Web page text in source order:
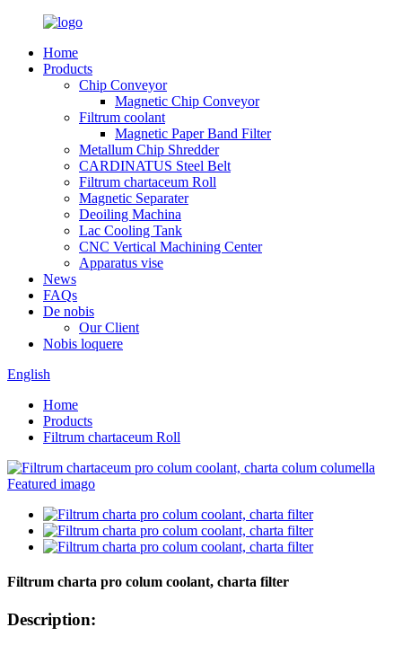
Home
Products
Chip Conveyor
Magnetic Chip Conveyor
Filtrum coolant
Magnetic Paper Band Filter
Metallum Chip Shredder
CARDINATUS Steel Belt
Filtrum chartaceum Roll
Magnetic Separater
Deoiling Machina
Lac Cooling Tank
CNC Vertical Machining Center
Apparatus vise
News
FAQs
De nobis
Our Client
Nobis loquere
English
Home
Products
Filtrum chartaceum Roll
Filtrum charta pro colum coolant, charta filter
Description: